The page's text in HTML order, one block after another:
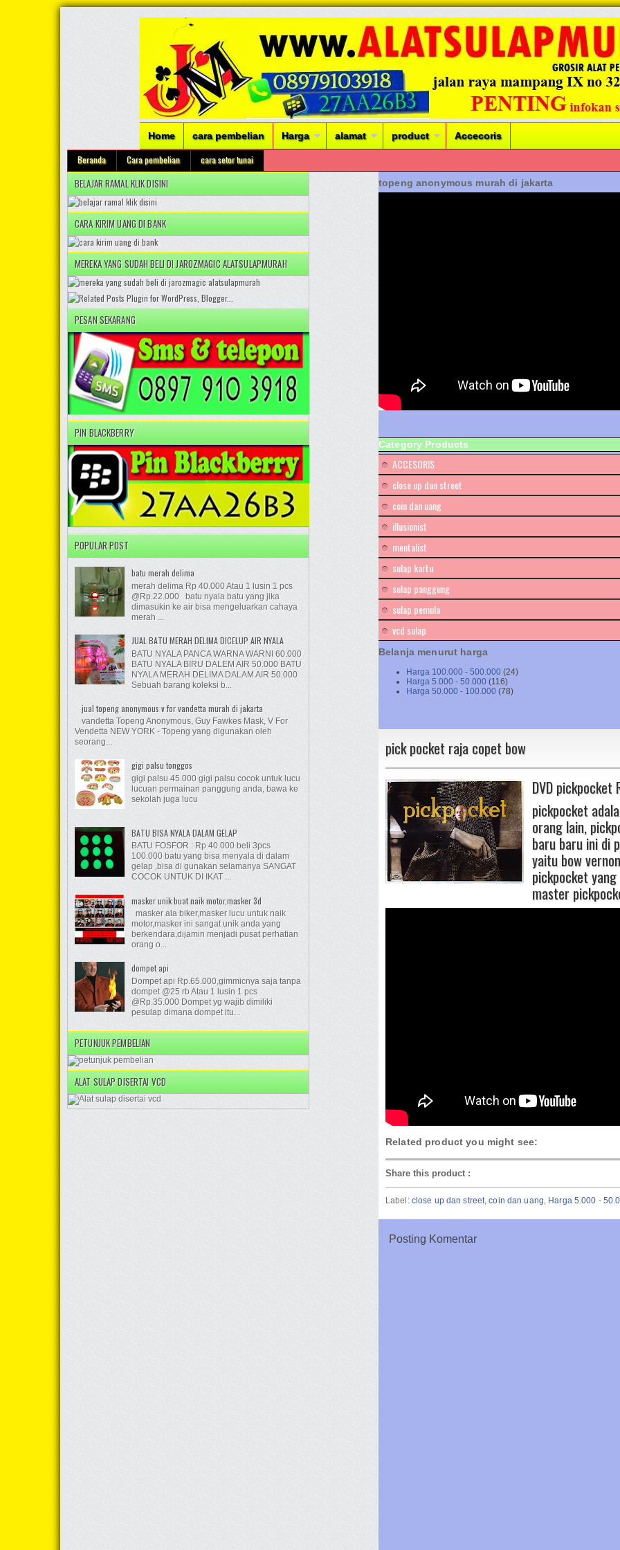
Home cara pembelian Harga alamat product Accecoris
Beranda Cara pembelian cara setor tunai
topeng anonymous murah di jakarta
Category Products
ACCESORIS
close up dan street
coin dan uang
illusionist
mentalist
sulap kartu
sulap panggung
sulap pemula
vcd sulap
Belanja menurut harga
Harga 100.000 - 500.000 (24)
Harga 5.000 - 50.000 (116)
Harga 50.000 - 100.000 (78)
pick pocket raja copet bow
DVD
pickpocket
orang lain,
baru baru ini di
yaitu bow
pickpocket
master
Related product you might see:
Share this product :
Label: close up dan street ,coin dan uang Harga 5.000 -
Posting Komentar
BELAJAR RAMAL KLIK DISINI
CARA KIRIM UANG DI BANK
MEREKA YANG SUDAH BELI DI JAROZMAGIC ALATSULAPMURAH
PESAN SEKARANG
PIN BLACKBERRY
POPULAR POST
batu merah delima
merah delima Rp 40.000 Atau 1 lusin 1 pcs
@Rp.22.000 batu nyala batu yang jika
dimasukin ke air bisa mengeluarkan cahaya
merah ...
JUAL BATU MERAH DELIMA DICELUP AIR NYALA
BATU NYALA PANCA WARNA WARNI 60.000
BATU NYALA BIRU DALEM AIR 50.000 BATU
NYALA MERAH DELIMA DALAM AIR 50.000
Sebuah barang koleksi b...
jual topeng anonymous v for vandetta murah di jakarta
vandetta Topeng Anonymous, Guy Fawkes Mask, V For
Vendetta NEW YORK - Topeng yang digunakan oleh
seorang...
gigi palsu tonggos
gigi palsu 45.000 gigi palsu cocok untuk lucu
lucuan permainan panggung anda, bawa ke
sekolah juga lucu
BATU BISA NYALA DALAM GELAP
BATU FOSFOR : Rp 40.000 beli 3pcs
100.000 batu yang bisa menyala di dalam
gelap ,bisa di gunakan selamanya SANGAT
COCOK UNTUK DI IKAT ...
masker unik buat naik motor,masker 3d
masker ala biker,masker lucu untuk naik
motor,masker ini sangat unik anda yang
berkendara,dijamin menjadi pusat perhatian
orang o...
dompet api
Dompet api Rp.65.000,gimmicnya saja tanpa
dompet @25 rb Atau 1 lusin 1 pcs
@Rp.35.000 Dompet yg wajib dimiliki
pesulap dimana dompet itu...
PETUNJUK PEMBELIAN
ALAT SULAP DISERTAI VCD